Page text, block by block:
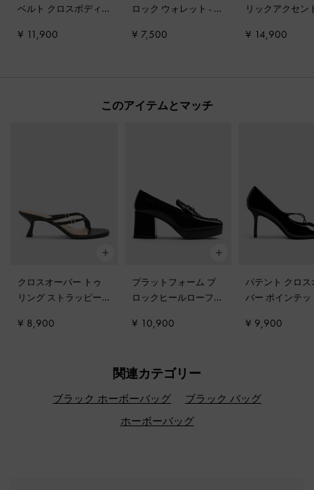
ベルト クロスボディ
¥ 11,900
ロック ウォレット - ブ
¥ 7,500
リックアクセン
¥ 14,900
このアイテムとマッチ
クロスオーバー トゥ
リング ストラッピー
¥ 8,900
プラットフォーム ブ
ロックヒールローファ
ボックス
¥ 10,900
パテント クロス
バー ポインテッ
ント
¥ 9,900
関連カテゴリー
ブラック ホーボーバッグ
ブラック バッグ
ホーボーバッグ